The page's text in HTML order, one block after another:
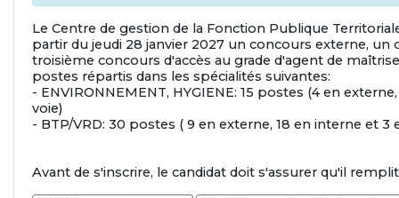
Le Centre de gestion de la Fonction Publique
partir du jeudi 28 janvier 2027 un concours externe,
troisième concours d'accès au grade d'agent de
postes répartis dans les spécialités suivantes:
- ENVIRONNEMENT, HYGIENE: 15 postes (4 en
voie)
- BTP/VRD: 30 postes ( 9 en externe, 18 en interne et 3
Avant de s'inscrire, le candidat doit s'assurer qu'il